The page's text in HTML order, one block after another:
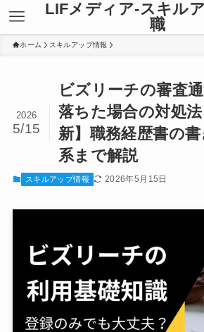
LIFメディア-スキル
職
ホーム スキルアップ情報
ビズリーチの審査
落ちた場合の対処
新】職務経歴書の
系まで解説
2026
5/15
スキルアップ情報 2026年5月15日